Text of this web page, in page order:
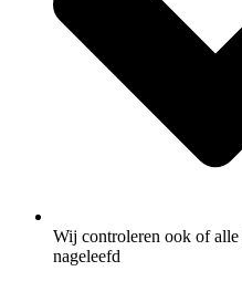
Wij controleren ook of alle
nageleefd